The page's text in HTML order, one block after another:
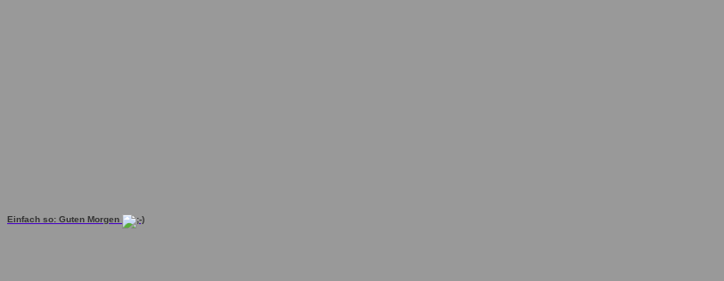
Einfach so: Guten Morgen